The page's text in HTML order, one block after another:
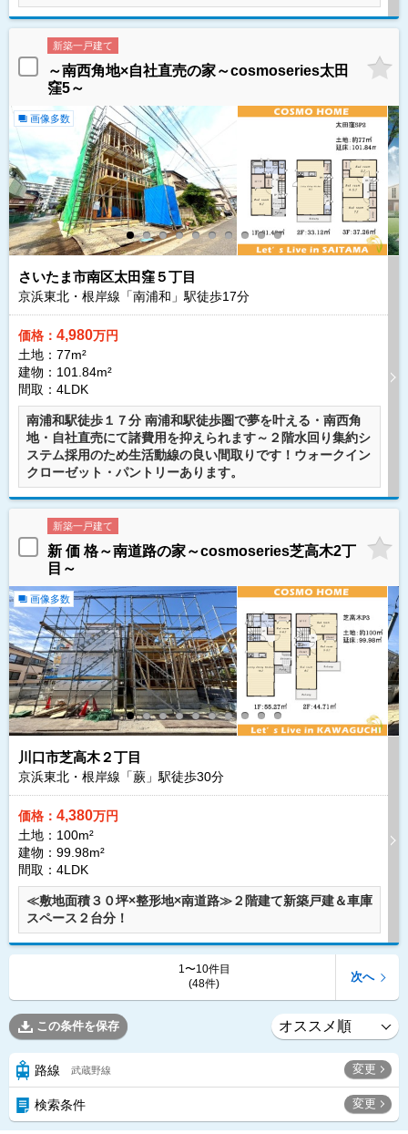
新築一戸建て
～南西角地×自社直売の家～cosmoseries太田
窪5～
画像多数
さいたま市南区太田窪５丁目
京浜東北・根岸線「南浦和」駅徒歩17分
価格： 4,980万円
土地：77m²
建物：101.84m²
間取：4LDK
南浦和駅徒歩１７分 南浦和駅徒歩圏で夢を叶える・南西角
地・自社直売にて諸費用を抑えられます～２階水回り集約シ
ステム採用のため生活動線の良い間取りです！ウォークイン
クローゼット・パントリーあります。
新築一戸建て
新 価 格～南道路の家～cosmoseries芝高木2丁
目～
画像多数
川口市芝高木２丁目
京浜東北・根岸線「蕨」駅徒歩30分
価格： 4,380万円
土地：100m²
建物：99.98m²
間取：4LDK
≪敷地面積３０坪×整形地×南道路≫２階建て新築戸建＆車庫
スペース２台分！
1〜10件目
(48件)
次へ
この条件を保存
路線 武蔵野線 変更
検索条件 変更